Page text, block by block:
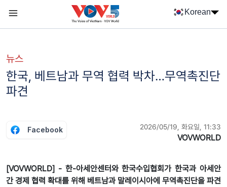
Korean
뉴스
한국, 베트남과 무역 협력 박차…무역촉진단
파견
Facebook 2026/05/19, 화요일, 11:33
VOVWORLD
[VOVWORLD] - 한-아세안센터와 한국수입협회가 한국과 아세안
간 경제 협력 확대를 위해 베트남과 말레이시아에 무역촉진단을 파견